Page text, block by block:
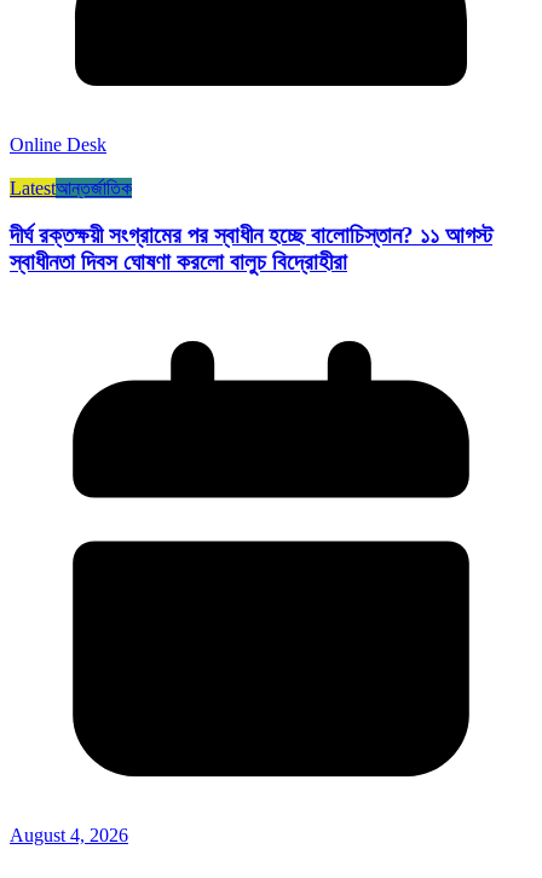
Online Desk
Latestআন্তর্জাতিক
দীর্ঘ রক্তক্ষয়ী সংগ্রামের পর স্বাধীন হচ্ছে বালোচিস্তান? ১১ আগস্ট
স্বাধীনতা দিবস ঘোষণা করলো বালুচ বিদ্রোহীরা
August 4, 2026